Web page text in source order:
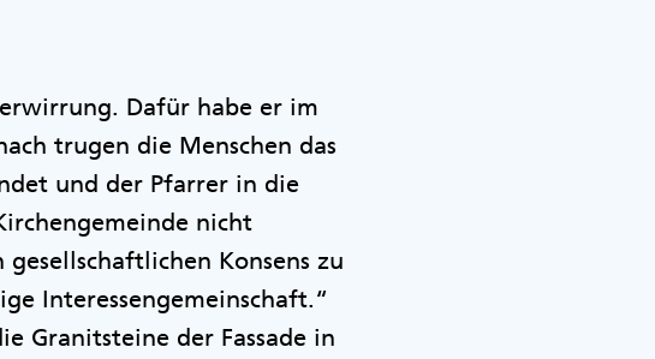
Dafür habe er im
trugen die Menschen das
und der Pfarrer in die
nicht
Konsens zu
Interessengemeinschaft.“
Granitsteine der Fassade in